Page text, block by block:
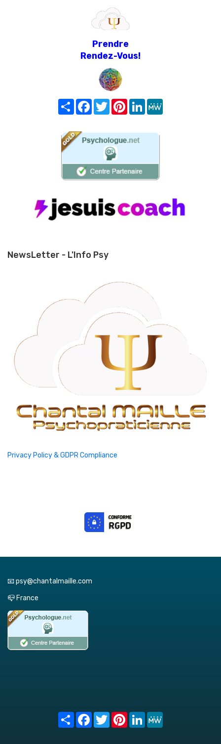
Prendre
Rendez-Vous!
Share FacebookTwitterPinterest
LinkedIn
NewsLetter - L'Info Psy
Privacy Policy & GDPR Compliance
📧 psy@chantalmaille.com
📪 France
Share FacebookTwitterPinterest
LinkedIn